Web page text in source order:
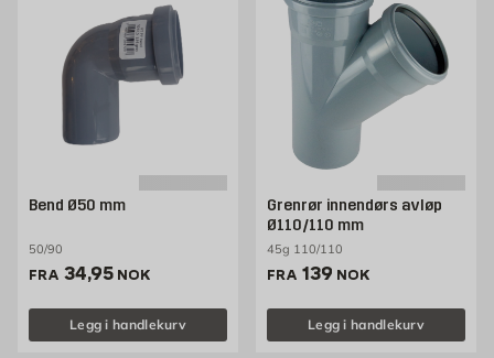
Bend Ø50 mm
50/90
FRA Pris 34.95 NOK /stk
34,95 NOK
Legg i handlekurv
Grenrør innendørs avløp
Ø110/110 mm
45g 110/110
FRA Pris 139 NOK /stk
139 NOK
Legg i handlekurv